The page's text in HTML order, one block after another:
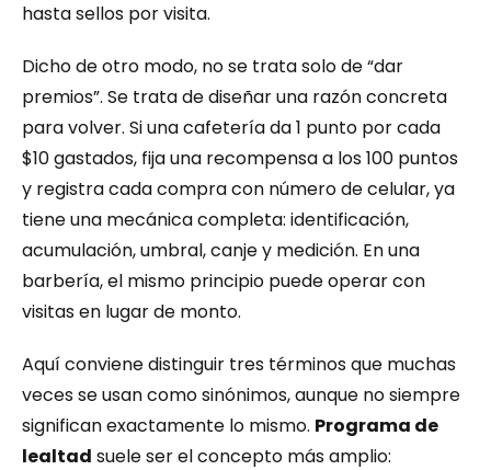
hasta sellos por visita.
Dicho de otro modo, no se trata solo de “dar
premios”. Se trata de diseñar una razón concreta
para volver. Si una cafetería da 1 punto por cada
$10 gastados, fija una recompensa a los 100 puntos
y registra cada compra con número de celular, ya
tiene una mecánica completa: identificación,
acumulación, umbral, canje y medición. En una
barbería, el mismo principio puede operar con
visitas en lugar de monto.
Aquí conviene distinguir tres términos que muchas
veces se usan como sinónimos, aunque no siempre
significan exactamente lo mismo. Programa de
lealtad suele ser el concepto más amplio: